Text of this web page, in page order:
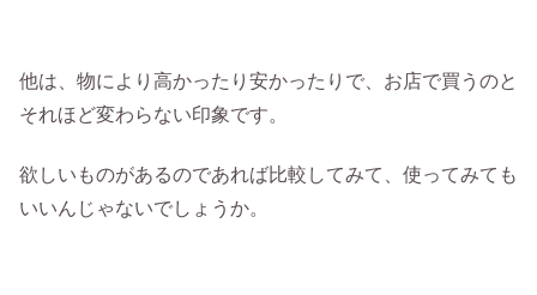
他は、物により高かったり安かったりで、お店で買うのと
それほど変わらない印象です。
欲しいものがあるのであれば比較してみて、使ってみても
いいんじゃないでしょうか。